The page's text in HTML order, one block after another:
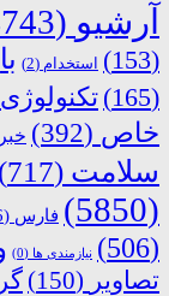
آرشیو (4743)
(153)
استخدام (2)
(165)
تکنولوژی
خاص (392)
سلامت (717)
(5850)
فارس (6)
(506)
نیازمندی ها (0)
تصاویر (150)